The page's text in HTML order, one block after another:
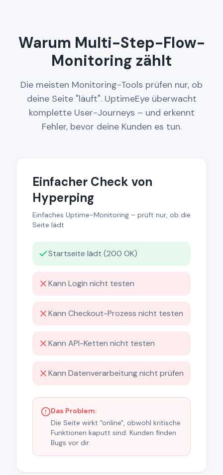
Warum Multi-Step-Flow-
Monitoring zählt
Die meisten Monitoring-Tools prüfen nur, ob
deine Seite "läuft". UptimeEye überwacht
komplette User-Journeys – und erkennt
Fehler, bevor deine Kunden es tun.
Einfacher Check von
Hyperping
Einfaches Uptime-Monitoring – prüft nur, ob die
Seite lädt
Startseite lädt (200 OK)
Kann Login nicht testen
Kann Checkout-Prozess nicht testen
Kann API-Ketten nicht testen
Kann Datenverarbeitung nicht prüfen
Das Problem:
Die Seite wirkt "online", obwohl kritische
Funktionen kaputt sind. Kunden finden
Bugs vor dir.